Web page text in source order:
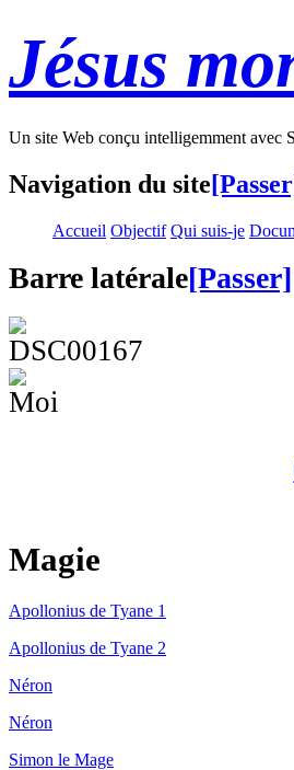
Jésus
Un site Web conçu intelligemment avec
Navigation du site
Accueil Objectif Qui suis-je
Barre latérale[Passer]
Magie
Apollonius de Tyane 1
Apollonius de Tyane 2
Néron
Néron
Simon le Mage